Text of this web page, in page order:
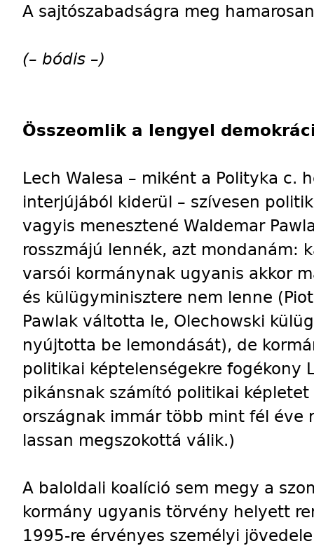
A sajtószabadságra meg
(– bódis –)
Összeomlik a lengyel
Lech Walesa – miként a Polityka
interjújából kiderül – szívesen
vagyis menesztené Waldemar
rosszmájú lennék, azt mondanám:
varsói kormánynak ugyanis akkor
és külügyminisztere nem lenne
Pawlak váltotta le, Olechowski
nyújtotta be lemondását), de
politikai képtelenségekre fogékony
pikánsnak számító politikai
országnak immár több mint fél éve
lassan megszokottá válik.)
A baloldali koalíció sem megy a
kormány ugyanis törvény helyett
1995-re érvényes személyi